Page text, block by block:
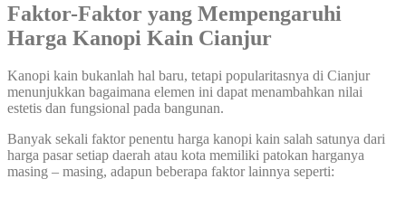
Faktor-Faktor yang Mempengaruhi
Harga Kanopi Kain Cianjur
Kanopi kain bukanlah hal baru, tetapi popularitasnya di Cianjur
menunjukkan bagaimana elemen ini dapat menambahkan nilai
estetis dan fungsional pada bangunan.
Banyak sekali faktor penentu harga kanopi kain salah satunya dari
harga pasar setiap daerah atau kota memiliki patokan harganya
masing – masing, adapun beberapa faktor lainnya seperti: